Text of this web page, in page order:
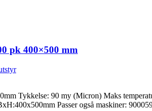
pk 400×500 mm
Tykkelse: 90 my (Micron) Maks
Passer også maskiner: